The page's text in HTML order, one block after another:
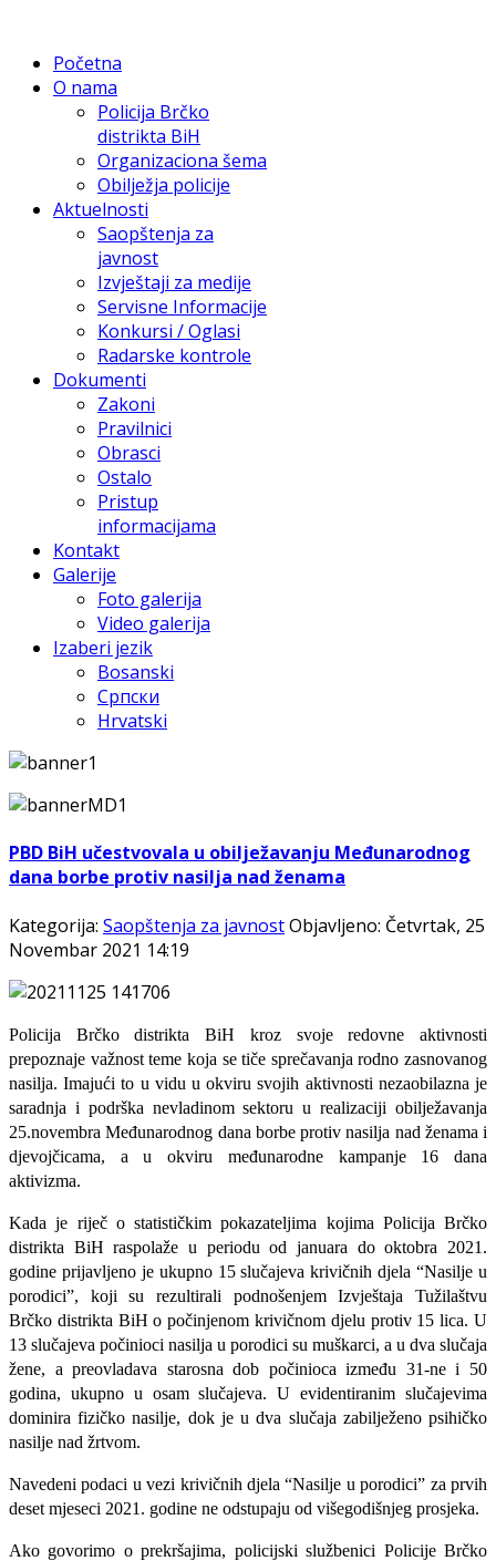
Početna
O nama
Policija Brčko
distrikta BiH
Organizaciona šema
Obilježja policije
Aktuelnosti
Saopštenja za
javnost
Izvještaji za medije
Servisne Informacije
Konkursi / Oglasi
Radarske kontrole
Dokumenti
Zakoni
Pravilnici
Obrasci
Ostalo
Pristup
informacijama
Kontakt
Galerije
Foto galerija
Video galerija
Izaberi jezik
Bosanski
Српски
Hrvatski
PBD BiH učestvovala u obilježavanju Međunarodnog
dana borbe protiv nasilja nad ženama
Kategorija: Saopštenja za javnostObjavljeno: Četvrtak, 25
Novembar 2021 14:19
Policija Brčko distrikta BiH kroz svoje redovne aktivnosti
prepoznaje važnost teme koja se tiče sprečavanja rodno zasnovanog
nasilja. Imajući to u vidu u okviru svojih aktivnosti nezaobilazna je
saradnja i podrška nevladinom sektoru u realizaciji obilježavanja
25.novembra Međunarodnog dana borbe protiv nasilja nad ženama i
djevojčicama, a u okviru međunarodne kampanje 16 dana
aktivizma.
Kada je riječ o statističkim pokazateljima kojima Policija Brčko
distrikta BiH raspolaže u periodu od januara do oktobra 2021.
godine prijavljeno je ukupno 15 slučajeva krivičnih djela “Nasilje u
porodici”, koji su rezultirali podnošenjem Izvještaja Tužilaštvu
Brčko distrikta BiH o počinjenom krivičnom djelu protiv 15 lica. U
13 slučajeva počinioci nasilja u porodici su muškarci, a u dva slučaja
žene, a preovladava starosna dob počinioca između 31-ne i 50
godina, ukupno u osam slučajeva. U evidentiranim slučajevima
dominira fizičko nasilje, dok je u dva slučaja zabilježeno psihičko
nasilje nad žrtvom.
Navedeni podaci u vezi krivičnih djela “Nasilje u porodici” za prvih
deset mjeseci 2021. godine ne odstupaju od višegodišnjeg prosjeka.
Ako govorimo o prekršajima, policijski službenici Policije Brčko